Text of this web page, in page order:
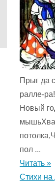
Прыг да
ралле-
Новый
пол ...
Читать »
Стихи на